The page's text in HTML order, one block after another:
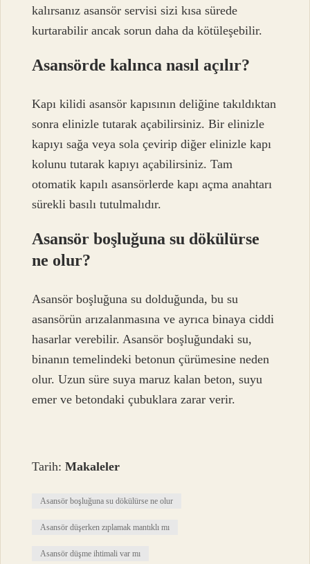
kalırsanız asansör servisi sizi kısa sürede
kurtarabilir ancak sorun daha da kötüleşebilir.
Asansörde kalınca nasıl açılır?
Kapı kilidi asansör kapısının deliğine takıldıktan
sonra elinizle tutarak açabilirsiniz. Bir elinizle
kapıyı sağa veya sola çevirip diğer elinizle kapı
kolunu tutarak kapıyı açabilirsiniz. Tam
otomatik kapılı asansörlerde kapı açma anahtarı
sürekli basılı tutulmalıdır.
Asansör boşluğuna su dökülürse
ne olur?
Asansör boşluğuna su dolduğunda, bu su
asansörün arızalanmasına ve ayrıca binaya ciddi
hasarlar verebilir. Asansör boşluğundaki su,
binanın temelindeki betonun çürümesine neden
olur. Uzun süre suya maruz kalan beton, suyu
emer ve betondaki çubuklara zarar verir.
Tarih:Makaleler
Asansör boşluğuna su dökülürse ne olur
Asansör düşerken zıplamak mantıklı mı
Asansör düşme ihtimali var mı